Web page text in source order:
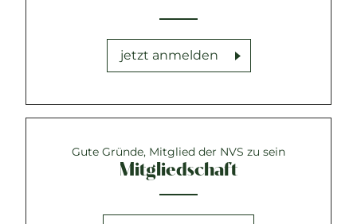
jetzt anmelden
Gute Gründe, Mitglied der NVS zu sein
Mitgliedschaft